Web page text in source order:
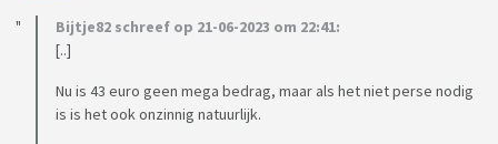
en hierin zat voor 43 euro aan spullen het volgende:
- 24 A4-schriften (allemaal lijntjes, ze vind vakken als
scheikunde en wiskunde ook fijner om te maken in een
lijntjesschrift.)
Bijtje82 schreef op 21-06-2023 om 22:41:
[..]
Nu is 43 euro geen mega bedrag, maar als het niet perse nodig
is is het ook onzinnig natuurlijk.